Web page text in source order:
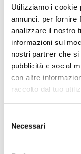
Utilizziamo i cookie
annunci, per fornire
analizzare il nostro
informazioni sul
nostri partner che
pubblicità e social
con altre
raccolto dal tuo
delNecessari
© UN Photo